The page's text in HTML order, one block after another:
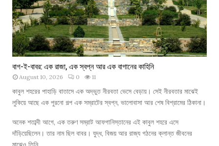
বাগ-ই-বাবর: এক রাজা, এক স্বপ্ন আর এক বাগানের কাহিনি
August 10, 2026 0 11
কাবুল শহরের পাহাড়ি বাতাসে এক অদ্ভুত নীরবতা ভেসে বেড়ায়। সেই নীরবতার মাঝেই
লুকিয়ে আছে এক পুরনো গল্প এক সম্রাটের স্বপ্ন, ভালোবাসা আর শেষ বিশ্রামের ঠিকানা।
অনেক শতাব্দী আগে, এক তরুণ সম্রাট আফগানিস্তানের এই কাবুল শহরে এসে
দাঁড়িয়েছিলেন। তার নাম ছিল বাবর। যুদ্ধ, বিজয় আর রাজ্য গঠনের ক্লান্ত জীবনের